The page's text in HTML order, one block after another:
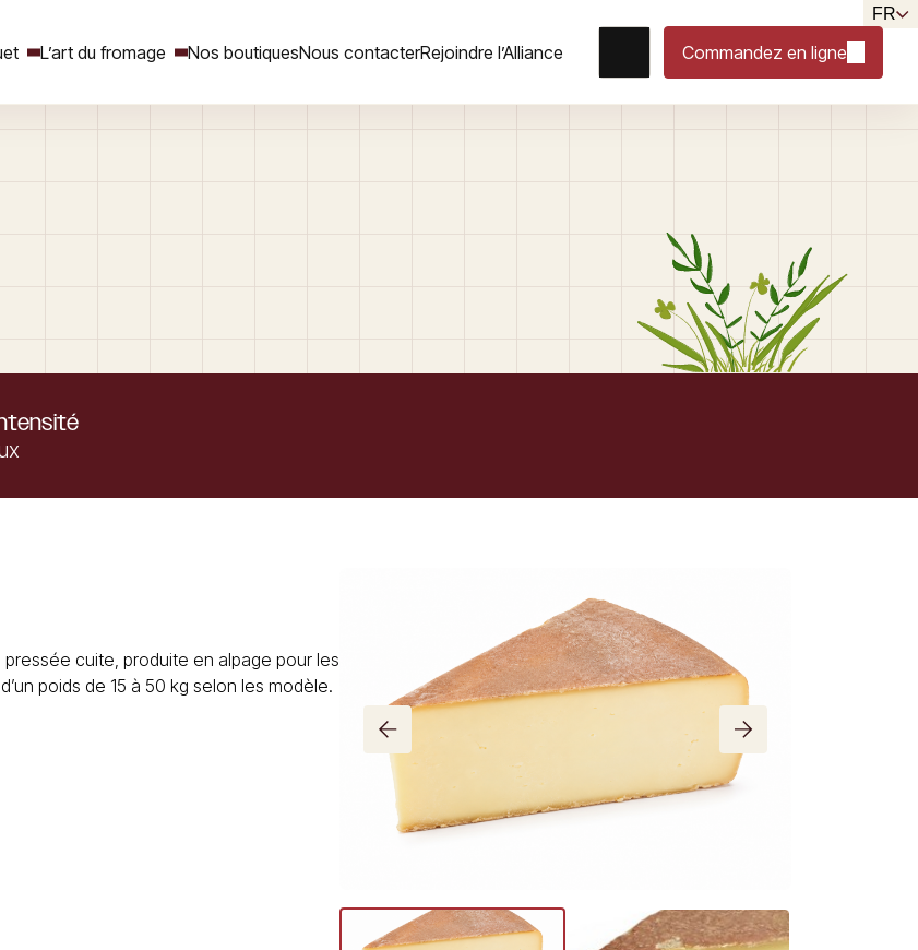
L’art du fromage Nos boutiquesNous contacterRejoindre l’Alliance Commandez en ligne
FR
pressée cuite, produite en alpage pour les
poids de 15 à 50 kg selon les modèle.